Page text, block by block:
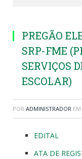
PREGÃO
SRP-FME
SERVIÇOS
ESCOLAR)
POR ADMINISTRADOR EM
EDITAL
ATA DE